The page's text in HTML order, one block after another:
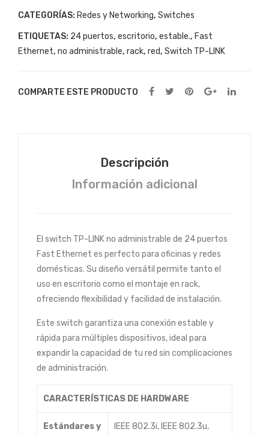
CATEGORÍAS: Redes y Networking, Switches
ETIQUETAS: 24 puertos, escritorio, estable., Fast
Ethernet, no administrable, rack, red, Switch TP-LINK
COMPARTE ESTE PRODUCTO
Descripción
Información adicional
El switch TP-LINK no administrable de 24 puertos
Fast Ethernet es perfecto para oficinas y redes
domésticas. Su diseño versátil permite tanto el
uso en escritorio como el montaje en rack,
ofreciendo flexibilidad y facilidad de instalación.
Este switch garantiza una conexión estable y
rápida para múltiples dispositivos, ideal para
expandir la capacidad de tu red sin complicaciones
de administración.
CARACTERÍSTICAS DE HARDWARE
Estándares y
IEEE 802.3i, IEEE 802.3u,